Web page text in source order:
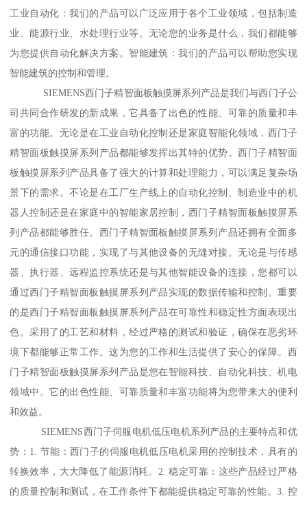
工业自动化：我们的产品可以广泛应用于各个工业领域，包括制造
业、能源行业、水处理行业等。无论您的业务是什么，我们都能够
为您提供自动化解决方案。智能建筑：我们的产品可以帮助您实现
智能建筑的控制和管理。
SIEMENS西门子精智面板触摸屏系列产品是我们与西门子公
司共同合作研发的新成果，它具备了出色的性能、可靠的质量和丰
富的功能。无论是在工业自动化控制还是家庭智能化领域，西门子
精智面板触摸屏系列产品都能够发挥出其特的优势。西门子精智面
板触摸屏系列产品具备了强大的计算和处理能力，可以满足复杂场
景下的需求。不论是在工厂生产线上的自动化控制、制造业中的机
器人控制还是在家庭中的智能家居控制，西门子精智面板触摸屏系
列产品都能够胜任。西门子精智面板触摸屏系列产品还拥有全面多
元的通信接口功能，实现了与其他设备的无缝对接。无论是与传感
器、执行器、远程监控系统还是与其他智能设备的连接，您都可以
通过西门子精智面板触摸屏系列产品实现的数据传输和控制。重要
的是西门子精智面板触摸屏系列产品在可靠性和稳定性方面表现出
色。采用了的工艺和材料，经过严格的测试和验证，确保在恶劣环
境下都能够正常工作。这为您的工作和生活提供了安心的保障。西
门子精智面板触摸屏系列产品是您在智能科技、自动化科技、机电
领域中。它的出色性能、可靠质量和丰富功能将为您带来大的便利
和效益。
SIEMENS西门子伺服电机低压电机系列产品的主要特点和优
势：1. 节能：西门子的伺服电机低压电机采用的控制技术，具有的
转换效率，大大降低了能源消耗。2. 稳定可靠：这些产品经过严格
的质量控制和测试，在工作条件下都能提供稳定可靠的性能。3. 控